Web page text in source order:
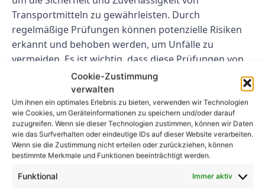
Cookie-Zustimmung
verwalten
Um ihnen ein optimales Erlebnis zu bieten, verwenden wir Technologien
wie Cookies, um Geräteinformationen zu speichern und/oder darauf
zuzugreifen. Wenn sie dieser Technologien zustimmen, können wir Daten
wie das Surfverhalten oder eindeutige IDs auf dieser Website verarbeiten.
Wenn sie die Zustimmung nicht erteilen oder zurückziehen, können
bestimmte Merkmale und Funktionen beeinträchtigt werden.
Funktional Immer aktiv
Transportmitteln zu gewährleisten. Durch
regelmäßige Prüfungen können potenzielle Risiken
erkannt und behoben werden, um Unfälle zu
vermeiden. Es ist wichtig, dass diese Prüfungen von
qualifiziertem Personal durchgeführt werden, um
sicherzustellen, dass alle relevanten Vorschriften
eingehalten werden.
FAQs
Frage 1: Wie oft sollten
elektrische Anlagen in der